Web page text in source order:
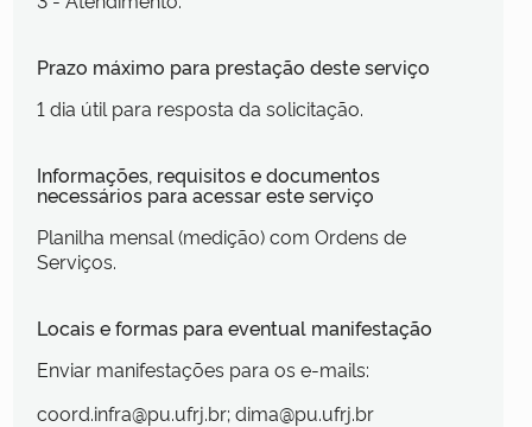
Prazo máximo para prestação deste serviço
1 dia útil para resposta da solicitação.
Informações, requisitos e documentos
necessários para acessar este serviço
Planilha mensal (medição) com Ordens de
Serviços.
Locais e formas para eventual manifestação
Enviar manifestações para os e-mails:
coord.infra@pu.ufrj.br; dima@pu.ufrj.br